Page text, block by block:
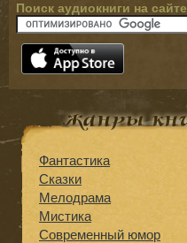
Поиск аудиокниги на сайте
Фантастика
Сказки
Мелодрама
Мистика
Современный юмор